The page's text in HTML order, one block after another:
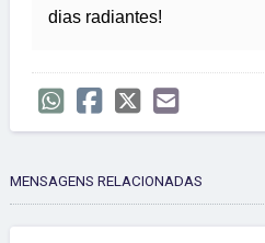
dias radiantes!
MENSAGENS RELACIONADAS